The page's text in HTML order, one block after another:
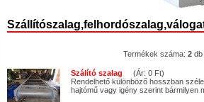
Termékek száma: 2 db
Szálító szalag (Ár: 0 Ft)
Rendelhető különböző hosszban
hajtómű vagy igény szerint bármilyen